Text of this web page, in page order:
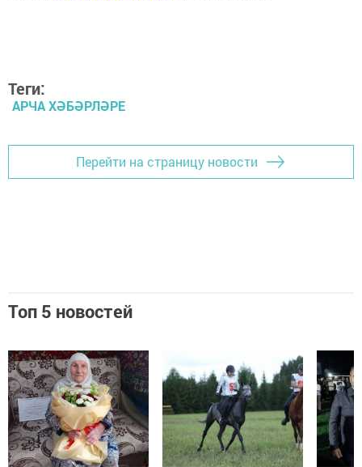
Теги:
АРЧА ХӘБӘРЛӘРЕ
Перейти на страницу новости
Топ 5 новостей